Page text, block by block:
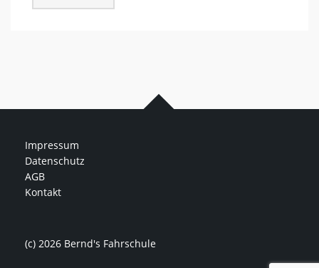
Impressum
Datenschutz
AGB
Kontakt
(c) 2026 Bernd's Fahrschule